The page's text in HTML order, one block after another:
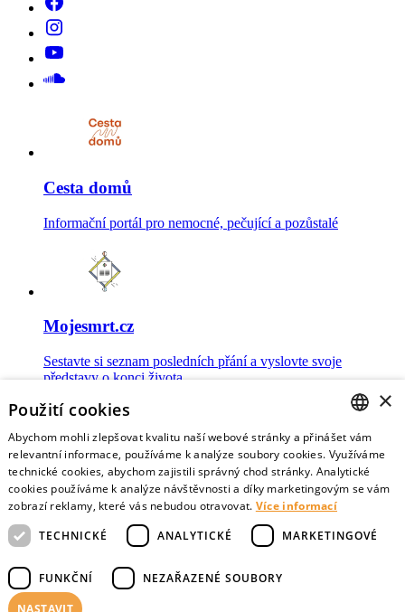
Cesta domů
Informační portál pro nemocné, pečující a pozůstalé
Mojesmrt.cz
Sestavte si seznam posledních přání a vyslovte svoje
představy o konci života
Data o umírání
Nejnovější data o postojích veřejnosti a zdravotníků k umírání
CZECH
ENGLISH
×
Použití cookies
Abychom mohli zlepšovat kvalitu naší webové stránky a přinášet vám
relevantní informace, používáme k analýze soubory cookies. Využíváme
technické cookies, abychom zajistili správný chod stránky. Analytické
cookies používáme k analýze návštěvnosti a díky marketingovým se vám
zobrazí reklamy, které vás nebudou otravovat. Více informací
TECHNICKÉ
ANALYTICKÉ MARKETINGOVÉ
FUNKČNÍ NEZAŘAZENÉ SOUBORY
NASTAVIT